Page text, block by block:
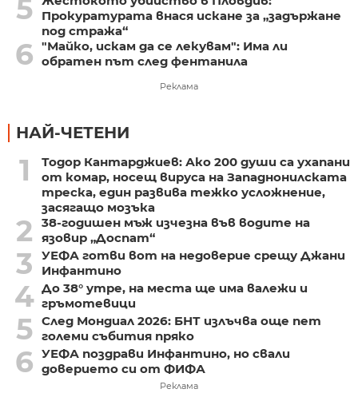
5
Прокуратурата внася искане за „задържане
под стража“
6 "Майко, искам да се лекувам": Има ли
обратен път след фентанила
Реклама
НАЙ-ЧЕТЕНИ
1
Тодор Кантарджиев: Ако 200 души са ухапани
от комар, носещ вируса на Западнонилската
треска, един развива тежко усложнение,
засягащо мозъка
2
38-годишен мъж изчезна във водите на
язовир „Доспат“
3
УЕФА готви вот на недоверие срещу Джани
Инфантино
4 До 38° утре, на места ще има валежи и
гръмотевици
5 След Мондиал 2026: БНТ излъчва още пет
големи събития пряко
6 УЕФА поздрави Инфантино, но свали
доверието си от ФИФА
Реклама